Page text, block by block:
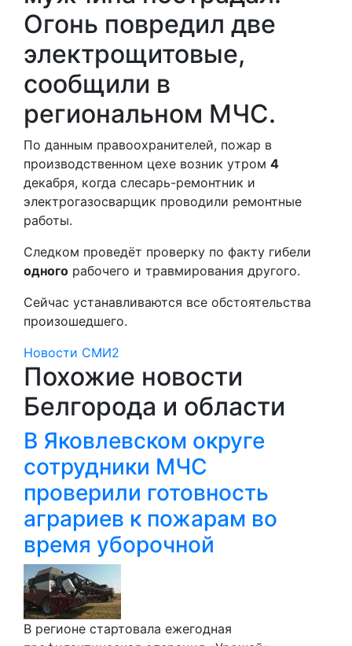
Огонь повредил две
электрощитовые,
сообщили в
региональном МЧС.
По данным правоохранителей, пожар в
производственном цехе возник утром 4
декабря, когда слесарь-ремонтник и
электрогазосварщик проводили ремонтные
работы.
Следком проведёт проверку по факту гибели
одного рабочего и травмирования другого.
Сейчас устанавливаются все обстоятельства
произошедшего.
Новости СМИ2
Похожие новости
Белгорода и области
В Яковлевском округе
сотрудники МЧС
проверили готовность
аграриев к пожарам во
время уборочной
В регионе стартовала ежегодная